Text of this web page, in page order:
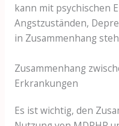
kann mit psychischen
Angstzuständen,
in Zusammenhang
Zusammenhang
Erkrankungen
Es ist wichtig, den